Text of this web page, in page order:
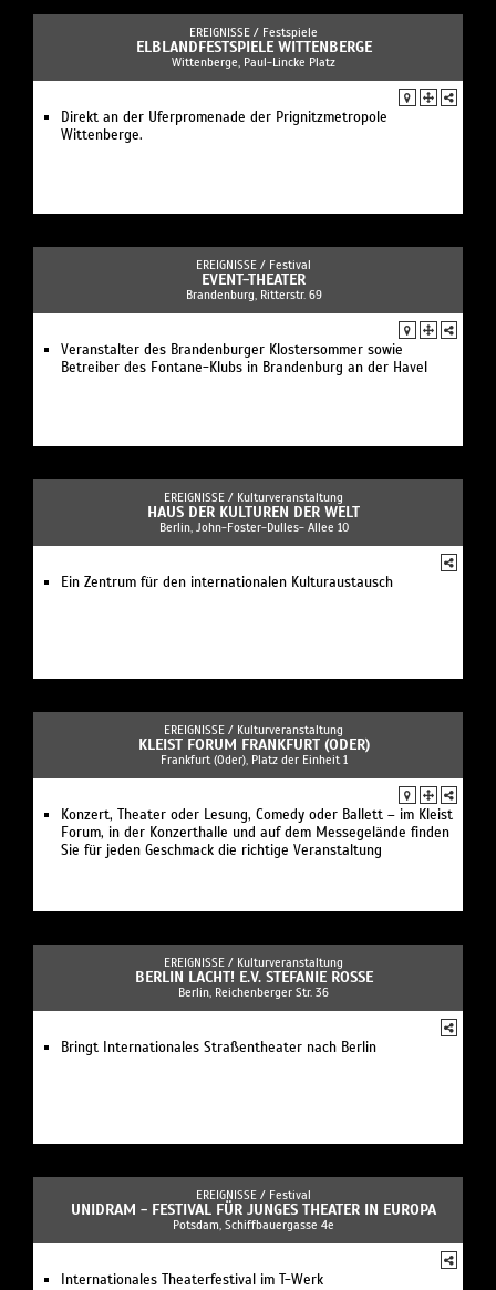
EREIGNISSE / Festspiele
ELBLANDFESTSPIELE WITTENBERGE
Wittenberge, Paul-Lincke Platz
Direkt an der Uferpromenade der Prignitzmetropole
Wittenberge.
EREIGNISSE / Festival
EVENT-THEATER
Brandenburg, Ritterstr. 69
Veranstalter des Brandenburger Klostersommer sowie
Betreiber des Fontane-Klubs in Brandenburg an der Havel
EREIGNISSE / Kulturveranstaltung
HAUS DER KULTUREN DER WELT
Berlin, John-Foster-Dulles- Allee 10
Ein Zentrum für den internationalen Kulturaustausch
EREIGNISSE / Kulturveranstaltung
KLEIST FORUM FRANKFURT (ODER)
Frankfurt (Oder), Platz der Einheit 1
Konzert, Theater oder Lesung, Comedy oder Ballett – im Kleist
Forum, in der Konzerthalle und auf dem Messegelände finden
Sie für jeden Geschmack die richtige Veranstaltung
EREIGNISSE / Kulturveranstaltung
BERLIN LACHT! E.V. STEFANIE ROSSE
Berlin, Reichenberger Str. 36
Bringt Internationales Straßentheater nach Berlin
EREIGNISSE / Festival
UNIDRAM - FESTIVAL FÜR JUNGES THEATER IN EUROPA
Potsdam, Schiffbauergasse 4e
Internationales Theaterfestival im T-Werk